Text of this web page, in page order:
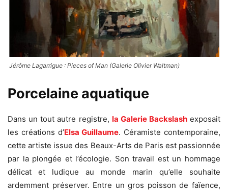
Jérôme Lagarrigue : Pieces of Man (Galerie Olivier Waltman)
Porcelaine aquatique
Dans un tout autre registre, la Galerie Backslashexposait
les créations d’Elsa Guillaume. Céramiste contemporaine,
cette artiste issue des Beaux-Arts de Paris est passionnée
par la plongée et l’écologie. Son travail est un hommage
délicat et ludique au monde marin qu’elle souhaite
ardemment préserver. Entre un gros poisson de faïence,